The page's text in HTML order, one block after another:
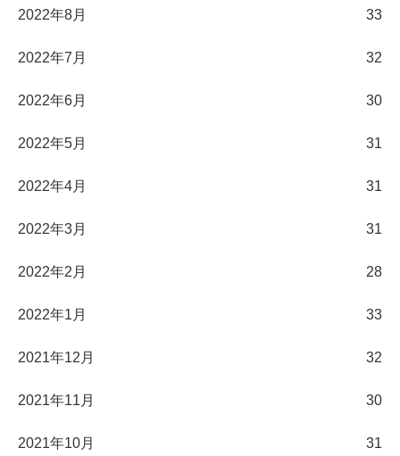
2022年8月 33
2022年7月 32
2022年6月 30
2022年5月 31
2022年4月 31
2022年3月 31
2022年2月 28
2022年1月 33
2021年12月 32
2021年11月 30
2021年10月 31